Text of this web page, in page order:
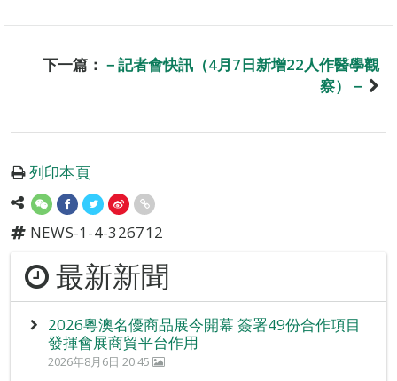
下一篇： －記者會快訊（4月7日新增22人作醫學觀
察）－
列印本頁
NEWS-1-4-326712
最新新聞
2026粵澳名優商品展今開幕 簽署49份合作項目
發揮會展商貿平台作用
2026年8月6日 20:45